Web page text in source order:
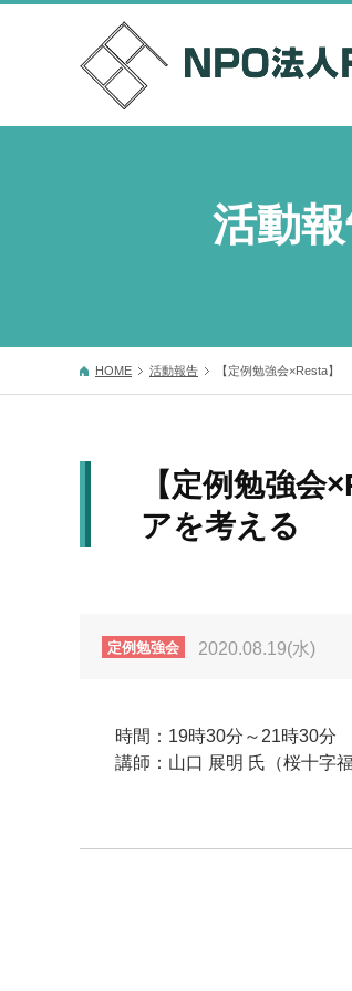
活動
HOME 活動報告 【定例勉強会×Resta】
【定例勉強
アを考える
定例勉強会 2020.08.19(水)
時間：19時30分～21
講師：山口 展明 氏（桜